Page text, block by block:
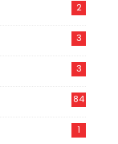
2
3
3
84
1